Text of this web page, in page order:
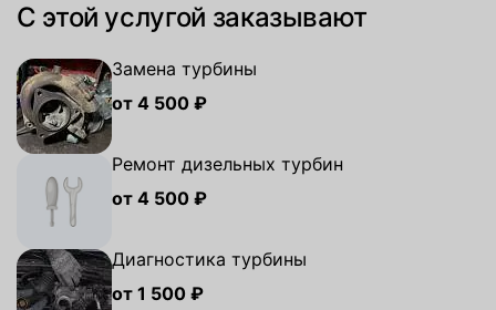
С этой услугой заказывают
Замена турбины
от 4 500 ₽
Ремонт дизельных турбин
от 4 500 ₽
Диагностика турбины
от 1 500 ₽